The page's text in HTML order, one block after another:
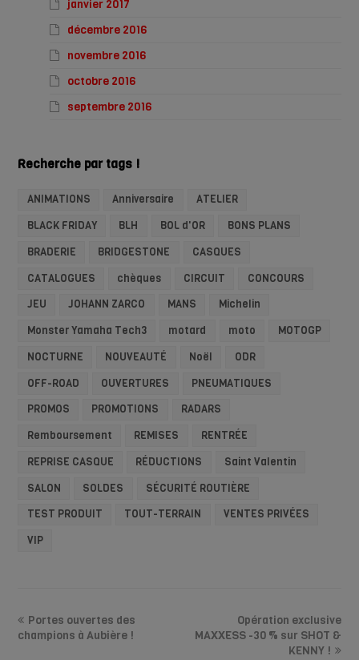
janvier 2017
décembre 2016
novembre 2016
octobre 2016
septembre 2016
Recherche par tags !
ANIMATIONS Anniversaire
ATELIER
BLACK FRIDAY
BLH BOL d'OR
BONS PLANS
BRADERIE
BRIDGESTONE
CASQUES
CATALOGUES
chèques CIRCUIT
CONCOURS
JEU
JOHANN ZARCO MANS
Michelin
Monster Yamaha Tech3
motard moto
MOTOGP
NOCTURNE
NOUVEAUTÉ Noël
ODR
OFF-ROAD
OUVERTURES
PNEUMATIQUES
PROMOS
PROMOTIONS
RADARS
Remboursement
REMISES
RENTRÉE
REPRISE CASQUE
RÉDUCTIONS
Saint Valentin
SALON
SOLDES
SÉCURITÉ ROUTIÈRE
TEST PRODUIT
TOUT-TERRAIN
VENTES PRIVÉES
VIP
Portes ouvertes des
champions à Aubière !
Opération exclusive
MAXXESS -30 % sur SHOT &
KENNY !